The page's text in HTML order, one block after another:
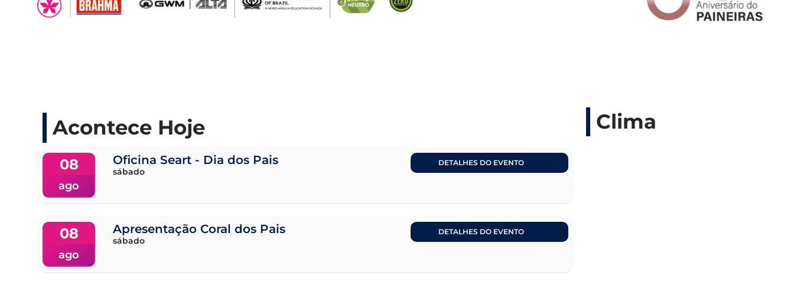
Acontece Hoje
08
ago
Oficina Seart - Dia dos Pais
sábado
DETALHES DO EVENTO
08
ago
Apresentação Coral dos Pais
sábado
DETALHES DO EVENTO
Clima